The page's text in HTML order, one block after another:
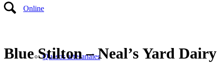
Online
Quesos artesanales
Blue Stilton – Neal’s Yard Dairy